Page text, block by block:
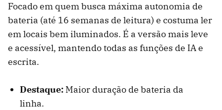
Focado em quem busca máxima autonomia de
bateria (até 16 semanas de leitura) e costuma ler
em locais bem iluminados. É a versão mais leve
e acessível, mantendo todas as funções de IA e
escrita.
Destaque: Maior duração de bateria da
linha.